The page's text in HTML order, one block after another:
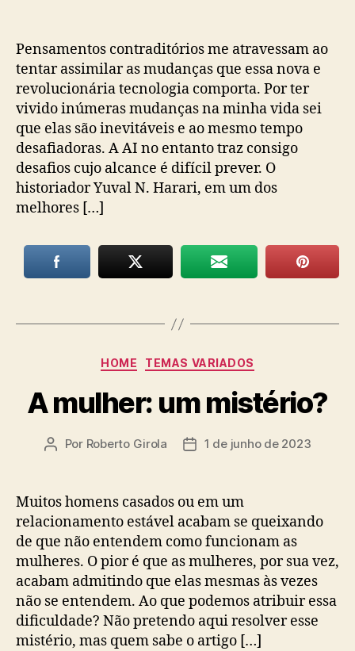
Pensamentos contraditórios me atravessam ao
tentar assimilar as mudanças que essa nova e
revolucionária tecnologia comporta. Por ter
vivido inúmeras mudanças na minha vida sei
que elas são inevitáveis e ao mesmo tempo
desafiadoras. A AI no entanto traz consigo
desafios cujo alcance é difícil prever. O
historiador Yuval N. Harari, em um dos
melhores […]
Categorias
HOME TEMAS VARIADOS
A mulher: um mistério?
Autor
Por Roberto Girola
Data1 de junho de 2023
Muitos homens casados ou em um
relacionamento estável acabam se queixando
de que não entendem como funcionam as
mulheres. O pior é que as mulheres, por sua vez,
acabam admitindo que elas mesmas às vezes
não se entendem. Ao que podemos atribuir essa
dificuldade? Não pretendo aqui resolver esse
mistério, mas quem sabe o artigo […]